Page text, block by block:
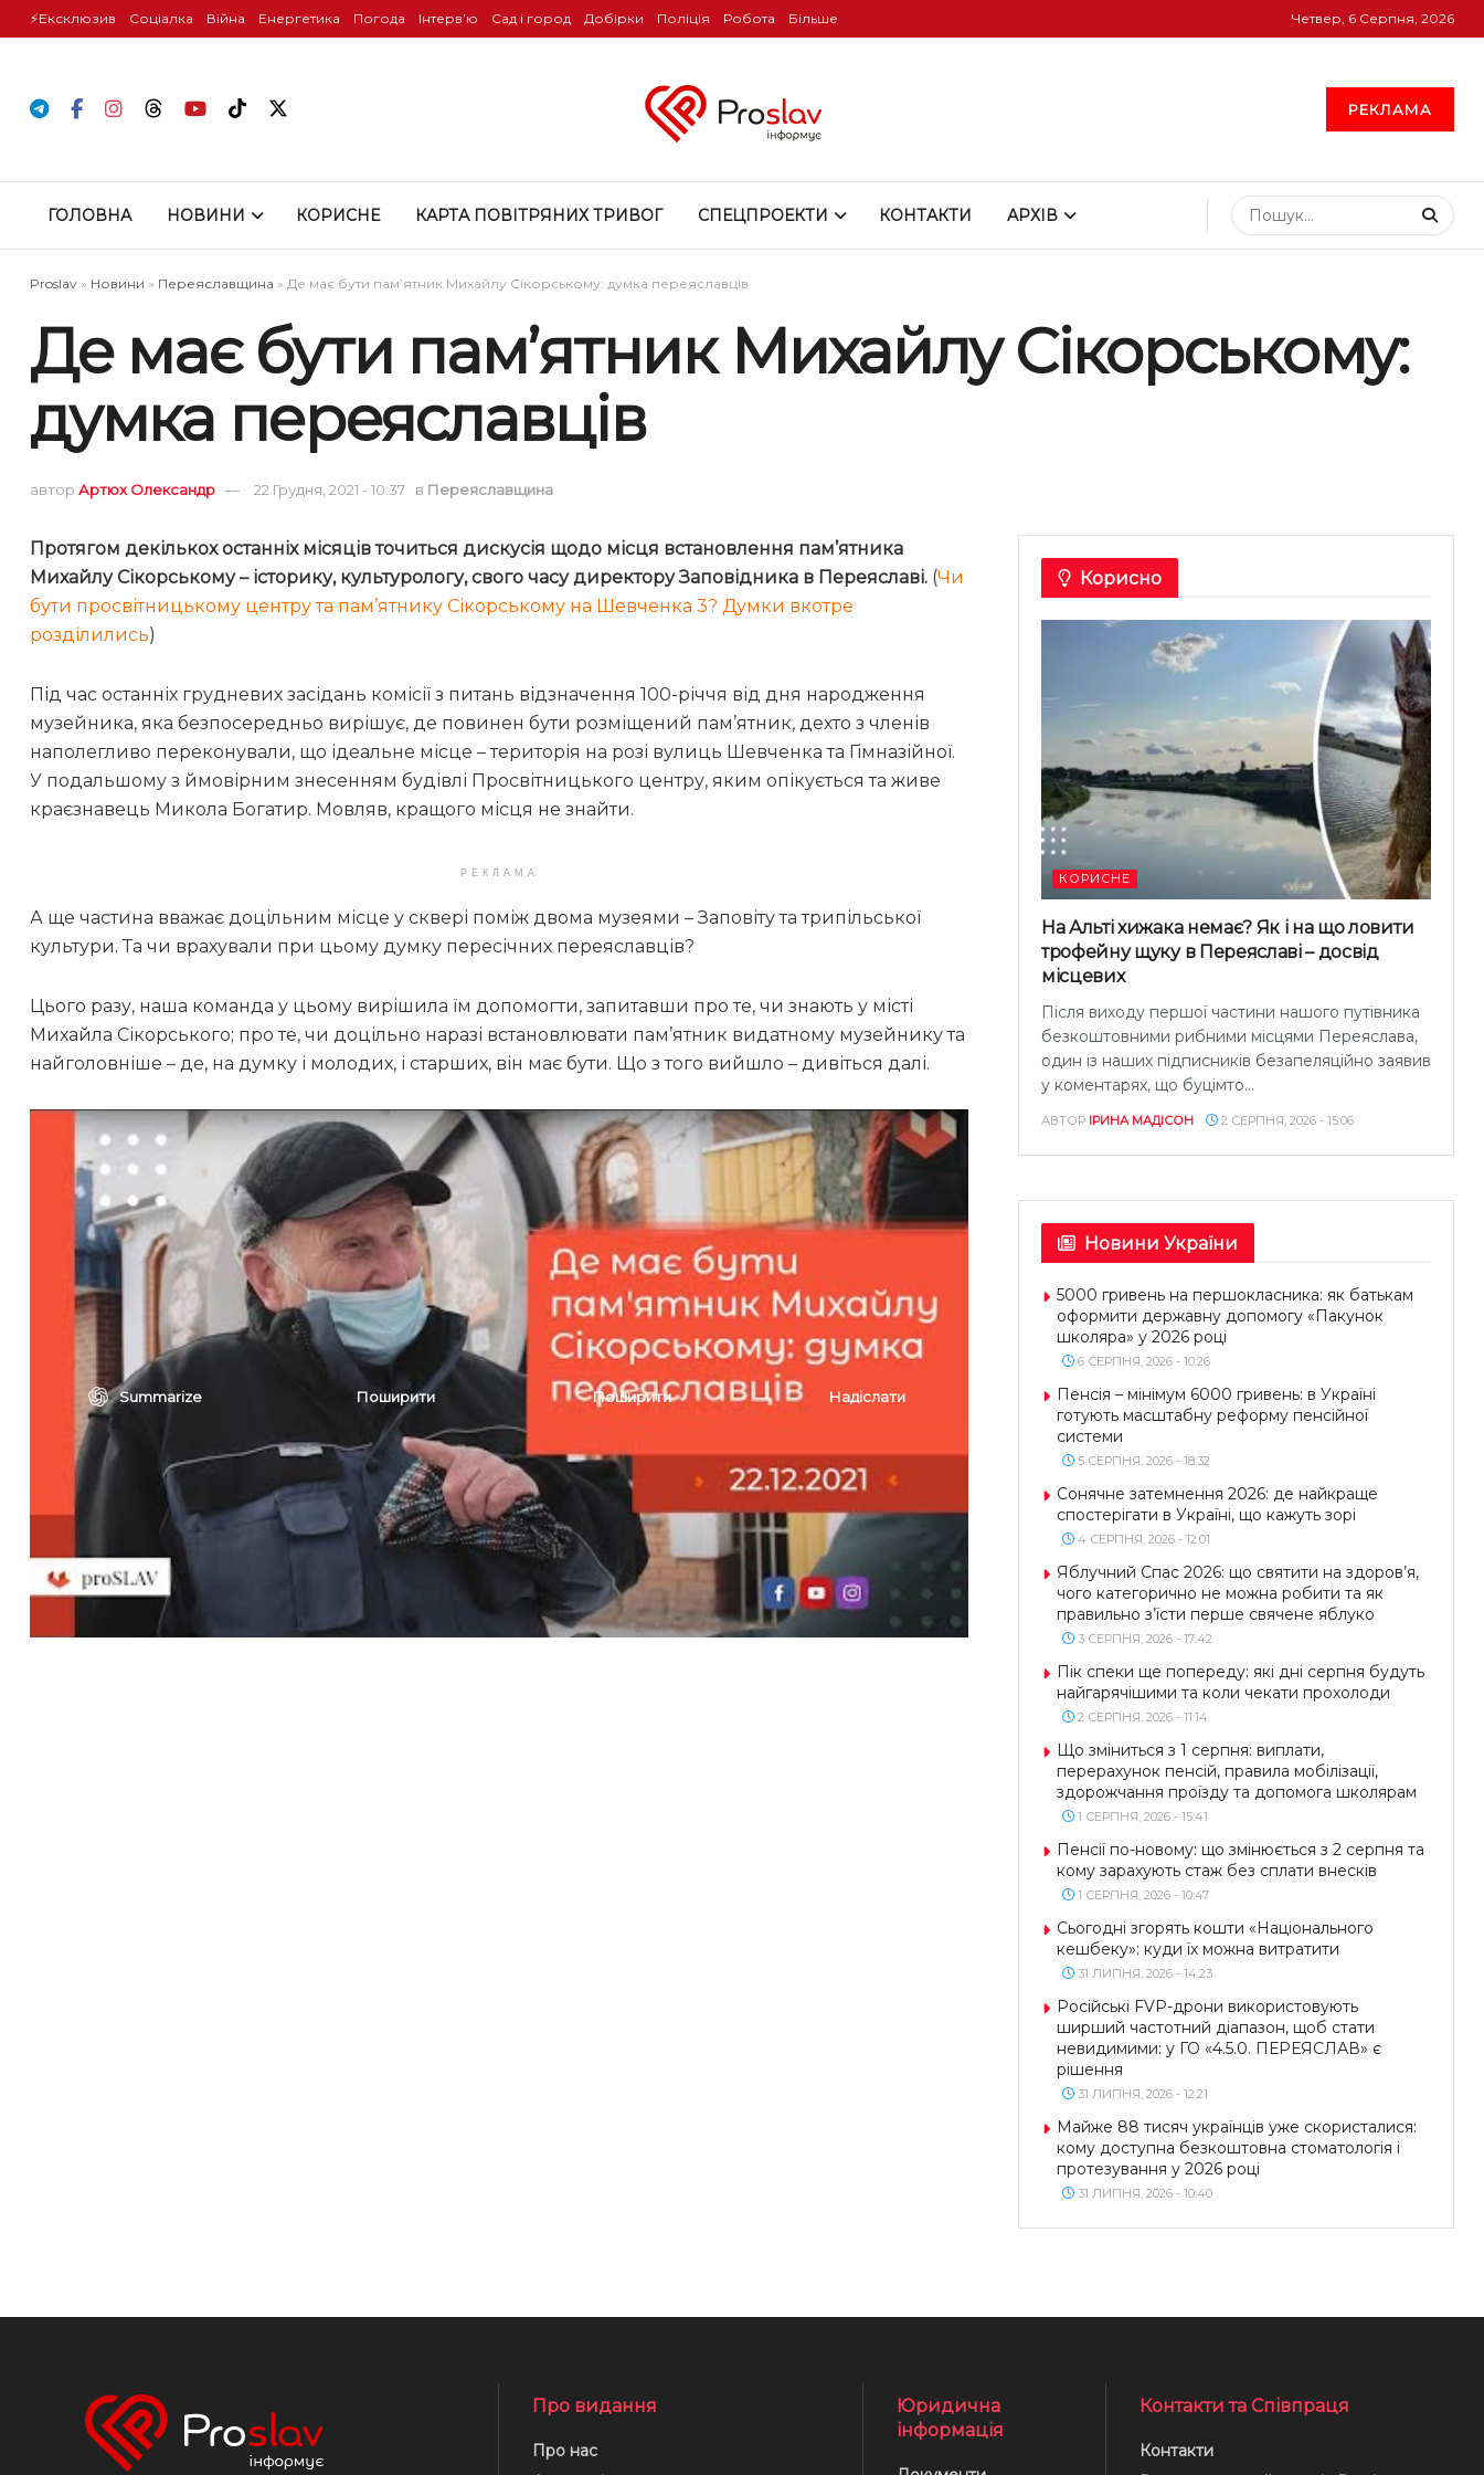
⚡️Ексклюзив Соціалка Війна Енергетика Погода Інтервʼю Сад і город Добірки Поліція Робота Більше Четвер, 6 Серпня, 2026
РЕКЛАМА
ГОЛОВНА НОВИНИ КОРИСНЕ КАРТА ПОВІТРЯНИХ ТРИВОГ СПЕЦПРОЕКТИ КОНТАКТИ АРХІВ
Proslav » Новини » Переяславщина » Де має бути пам’ятник Михайлу Сікорському: думка переяславців
Де має бути пам’ятник Михайлу Сікорському:
думка переяславців
автор Артюх Олександр 22 Грудня, 2021 - 10:37 в Переяславщина
Протягом декількох останніх місяців точиться дискусія щодо місця встановлення пам’ятника
Михайлу Сікорському – історику, культурологу, свого часу директору Заповідника в Переяславі. (Чи
бути просвітницькому центру та пам’ятнику Сікорському на Шевченка 3? Думки вкотре
розділились)
Під час останніх грудневих засідань комісії з питань відзначення 100-річчя від дня народження
музейника, яка безпосередньо вирішує, де повинен бути розміщений пам’ятник, дехто з членів
наполегливо переконували, що ідеальне місце – територія на розі вулиць Шевченка та Гімназійної.
У подальшому з ймовірним знесенням будівлі Просвітницького центру, яким опікується та живе
краєзнавець Микола Богатир. Мовляв, кращого місця не знайти.
РЕКЛАМА
А ще частина вважає доцільним місце у сквері поміж двома музеями – Заповіту та трипільської
культури. Та чи врахували при цьому думку пересічних переяславців?
Цього разу, наша команда у цьому вирішила їм допомогти, запитавши про те, чи знають у місті
Михайла Сікорського; про те, чи доцільно наразі встановлювати пам’ятник видатному музейнику та
найголовніше – де, на думку і молодих, і старших, він має бути. Що з того вийшло – дивіться далі.
Читайте також:
У Переяславі та селах громади 12 червня може не бути світла: графік відключень
Шолом-Алейхем та його євреї: у Переяславі відкрили виставку українсько-ізраїльського
художника
На кільці біля вокзалу в Переяславі авто збило велосипедистку: дайджест поліції
Summarize Поширити Поширити Надіслати
Корисно
КОРИСНЕ
На Альті хижака немає? Як і на що ловити
трофейну щуку в Переяславі – досвід
місцевих
Після виходу першої частини нашого путівника
безкоштовними рибними місцями Переяслава,
один із наших підписників безапеляційно заявив
у коментарях, що буцімто...
АВТОР ІРИНА МАДІСОН 2 СЕРПНЯ, 2026 - 15:06
Новини України
5000 гривень на першокласника: як батькам
оформити державну допомогу «Пакунок
школяра» у 2026 році
6 СЕРПНЯ, 2026 - 10:26
Пенсія – мінімум 6000 гривень: в Україні
готують масштабну реформу пенсійної
системи
5 СЕРПНЯ, 2026 - 18:32
Сонячне затемнення 2026: де найкраще
спостерігати в Україні, що кажуть зорі
4 СЕРПНЯ, 2026 - 12:01
Яблучний Спас 2026: що святити на здоров’я,
чого категорично не можна робити та як
правильно з’їсти перше свячене яблуко
3 СЕРПНЯ, 2026 - 17:42
Пік спеки ще попереду: які дні серпня будуть
найгарячішими та коли чекати прохолоди
2 СЕРПНЯ, 2026 - 11:14
Що зміниться з 1 серпня: виплати,
перерахунок пенсій, правила мобілізації,
здорожчання проїзду та допомога школярам
1 СЕРПНЯ, 2026 - 15:41
Пенсії по-новому: що змінюється з 2 серпня та
кому зарахують стаж без сплати внесків
1 СЕРПНЯ, 2026 - 10:47
Сьогодні згорять кошти «Національного
кешбеку»: куди їх можна витратити
31 ЛИПНЯ, 2026 - 14:23
Російські FVP-дрони використовують
ширший частотний діапазон, щоб стати
невидимими: у ГО «4.5.0. ПЕРЕЯСЛАВ» є
рішення
31 ЛИПНЯ, 2026 - 12:21
Майже 88 тисяч українців уже скористалися:
кому доступна безкоштовна стоматологія і
протезування у 2026 році
31 ЛИПНЯ, 2026 - 10:40
Про видання
Про нас
Юридична
інформація
Контакти та Співпраця
Контакти